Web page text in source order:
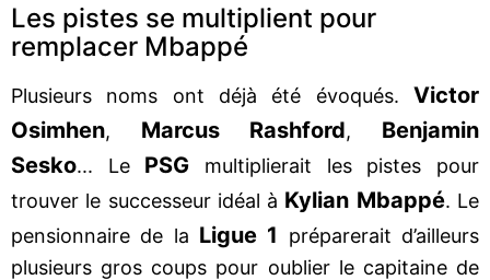
Les pistes se multiplient pour
remplacer Mbappé
Plusieurs noms ont déjà été évoqués. Victor
Osimhen, Marcus Rashford, Benjamin
Sesko... Le PSG multiplierait les pistes pour
trouver le successeur idéal à Kylian Mbappé. Le
pensionnaire de la Ligue 1
préparerait d’ailleurs
plusieurs gros coups pour oublier le capitaine de